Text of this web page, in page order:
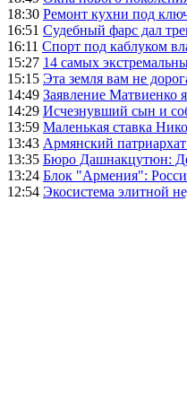
18:30 Ремонт кухни под
16:51 Судебный фарс дал
16:11 Спорт под каблуком
15:27 14 самых
15:15 Эта земля вам не
14:49 Заявление Матвиенко
14:29 Исчезнувший сын и
13:59 Маленькая ставка
13:43 Армянский
13:35 Бюро Дашнакцутюн:
13:24 Блок "Армения":
12:54 Экосистема элитной